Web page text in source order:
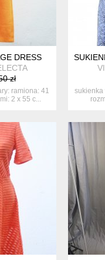
DRESS
zł
ramiona: 41
2 x 55 c...
sukienka